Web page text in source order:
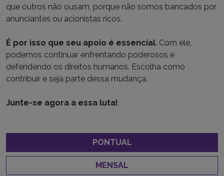
que outros não ousam, porque não somos bancados por
anunciantes ou acionistas ricos.
É por isso que seu apoio é essencial. Com ele,
podemos continuar enfrentando poderosos e
defendendo os direitos humanos. Escolha como
contribuir e seja parte dessa mudança.
Junte-se agora a essa luta!
PONTUAL
MENSAL